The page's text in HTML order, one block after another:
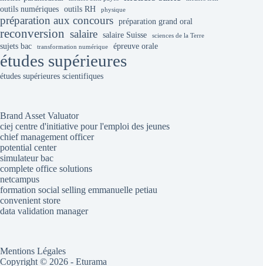
outils numériques outils RH physique
préparation aux concours préparation grand oral
reconversion salaire salaire Suisse sciences de la Terre
sujets bac transformation numérique épreuve orale
études supérieures
études supérieures scientifiques
Brand Asset Valuator
ciej centre d'initiative pour l'emploi des jeunes
chief management officer
potential center
simulateur bac
complete office solutions
netcampus
formation social selling emmanuelle petiau
convenient store
data validation manager
Mentions Légales
Copyright © 2026 - Eturama